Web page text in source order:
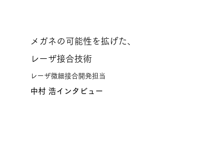
メガネの可能性を拡げた、
レーザ接合技術
レーザ微細接合開発担当
中村 浩インタビュー